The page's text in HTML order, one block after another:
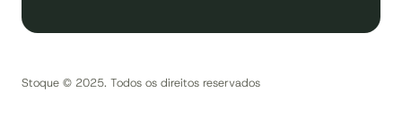
Stoque © 2025. Todos os direitos reservados